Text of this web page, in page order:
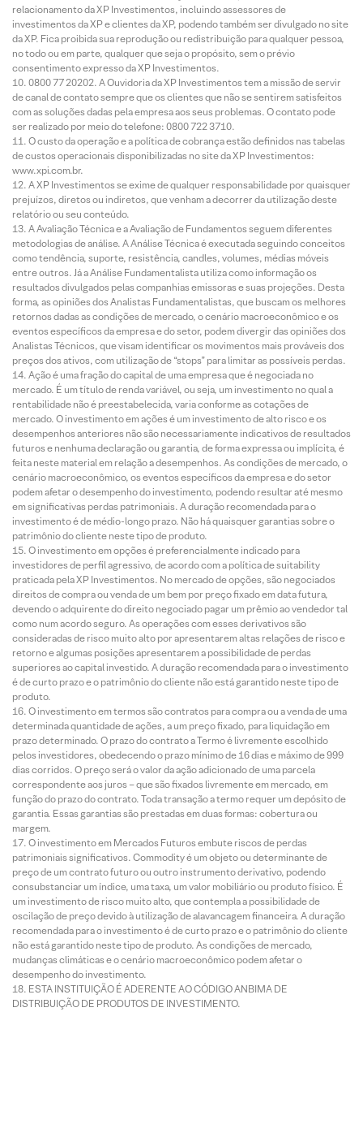
relacionamento da XP Investimentos, incluindo assessores de
investimentos da XP e clientes da XP, podendo também ser divulgado no site
da XP. Fica proibida sua reprodução ou redistribuição para qualquer pessoa,
no todo ou em parte, qualquer que seja o propósito, sem o prévio
consentimento expresso da XP Investimentos.
0800 77 20202. A Ouvidoria da XP Investimentos tem a missão de servir
de canal de contato sempre que os clientes que não se sentirem satisfeitos
com as soluções dadas pela empresa aos seus problemas. O contato pode
ser realizado por meio do telefone: 0800 722 3710.
O custo da operação e a política de cobrança estão definidos nas tabelas
de custos operacionais disponibilizadas no site da XP Investimentos:
www.xpi.com.br.
A XP Investimentos se exime de qualquer responsabilidade por quaisquer
prejuízos, diretos ou indiretos, que venham a decorrer da utilização deste
relatório ou seu conteúdo.
A Avaliação Técnica e a Avaliação de Fundamentos seguem diferentes
metodologias de análise. A Análise Técnica é executada seguindo conceitos
como tendência, suporte, resistência, candles, volumes, médias móveis
entre outros. Já a Análise Fundamentalista utiliza como informação os
resultados divulgados pelas companhias emissoras e suas projeções. Desta
forma, as opiniões dos Analistas Fundamentalistas, que buscam os melhores
retornos dadas as condições de mercado, o cenário macroeconômico e os
eventos específicos da empresa e do setor, podem divergir das opiniões dos
Analistas Técnicos, que visam identificar os movimentos mais prováveis dos
preços dos ativos, com utilização de “stops” para limitar as possíveis perdas.
Ação é uma fração do capital de uma empresa que é negociada no
mercado. É um título de renda variável, ou seja, um investimento no qual a
rentabilidade não é preestabelecida, varia conforme as cotações de
mercado. O investimento em ações é um investimento de alto risco e os
desempenhos anteriores não são necessariamente indicativos de resultados
futuros e nenhuma declaração ou garantia, de forma expressa ou implícita, é
feita neste material em relação a desempenhos. As condições de mercado, o
cenário macroeconômico, os eventos específicos da empresa e do setor
podem afetar o desempenho do investimento, podendo resultar até mesmo
em significativas perdas patrimoniais. A duração recomendada para o
investimento é de médio-longo prazo. Não há quaisquer garantias sobre o
patrimônio do cliente neste tipo de produto.
O investimento em opções é preferencialmente indicado para
investidores de perfil agressivo, de acordo com a política de suitability
praticada pela XP Investimentos. No mercado de opções, são negociados
direitos de compra ou venda de um bem por preço fixado em data futura,
devendo o adquirente do direito negociado pagar um prêmio ao vendedor tal
como num acordo seguro. As operações com esses derivativos são
consideradas de risco muito alto por apresentarem altas relações de risco e
retorno e algumas posições apresentarem a possibilidade de perdas
superiores ao capital investido. A duração recomendada para o investimento
é de curto prazo e o patrimônio do cliente não está garantido neste tipo de
produto.
O investimento em termos são contratos para compra ou a venda de uma
determinada quantidade de ações, a um preço fixado, para liquidação em
prazo determinado. O prazo do contrato a Termo é livremente escolhido
pelos investidores, obedecendo o prazo mínimo de 16 dias e máximo de 999
dias corridos. O preço será o valor da ação adicionado de uma parcela
correspondente aos juros – que são fixados livremente em mercado, em
função do prazo do contrato. Toda transação a termo requer um depósito de
garantia. Essas garantias são prestadas em duas formas: cobertura ou
margem.
O investimento em Mercados Futuros embute riscos de perdas
patrimoniais significativos. Commodity é um objeto ou determinante de
preço de um contrato futuro ou outro instrumento derivativo, podendo
consubstanciar um índice, uma taxa, um valor mobiliário ou produto físico. É
um investimento de risco muito alto, que contempla a possibilidade de
oscilação de preço devido à utilização de alavancagem financeira. A duração
recomendada para o investimento é de curto prazo e o patrimônio do cliente
não está garantido neste tipo de produto. As condições de mercado,
mudanças climáticas e o cenário macroeconômico podem afetar o
desempenho do investimento.
ESTA INSTITUIÇÃO É ADERENTE AO CÓDIGO ANBIMA DE
DISTRIBUIÇÃO DE PRODUTOS DE INVESTIMENTO.